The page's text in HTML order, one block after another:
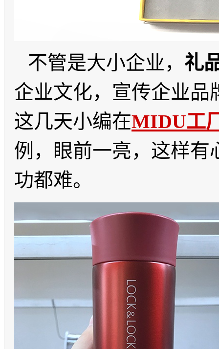
不管是大小企业， 礼
企业文化，宣传企业品
这几天小编在MIDU工
例，眼前一亮，这样有
功都难。